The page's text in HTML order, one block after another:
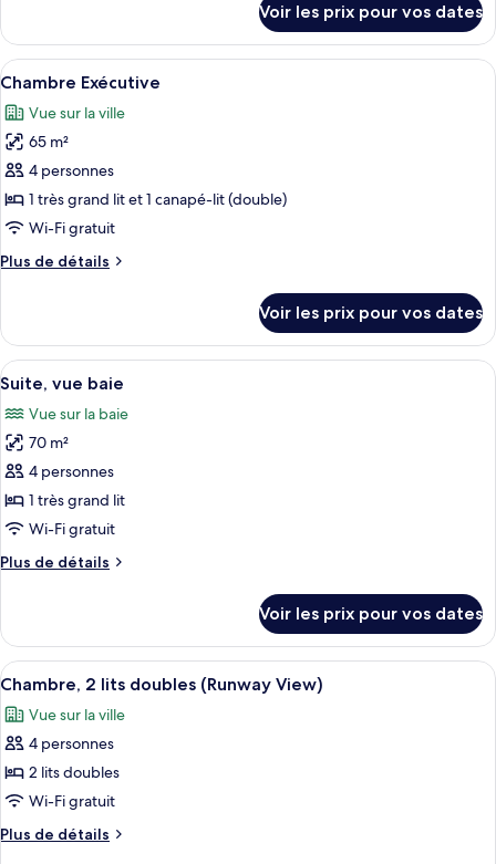
réduite,
baignoire
Suite
(Casita)
le
type
de
Suite
(Casita)
Voir les prix pour vos dates
Afficher
toutes
les
photos
pour
ce
type
chambre :
Une chambre d’hôtel avec un grand
7
Chambre Exécutive
Vue sur la ville
65 m²
4 personnes
1 très grand lit et 1 canapé-lit (double)
Wi-Fi gratuit
Plus de détails
Plus
le
type
de
Chambre
Exécutive
Voir les prix pour vos dates
Afficher
toutes
les
photos
pour
ce
type
chambre :
baie
Une chambre d’hôtel avec un grand
8
Suite, vue baie
Vue sur la baie
70 m²
4 personnes
1 très grand lit
Wi-Fi gratuit
Plus de détails
Plus
le
type
de
Suite,
vue
Voir les prix pour vos dates
Afficher
toutes
les
photos
pour
ce
type
de
Une chambre d’hôtel avec deux
7
Chambre, 2 lits doubles (Runway View)
Vue sur la ville
4 personnes
2 lits doubles
Wi-Fi gratuit
Plus de détails
Plus